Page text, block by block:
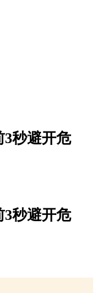
3秒避开危
3秒避开危